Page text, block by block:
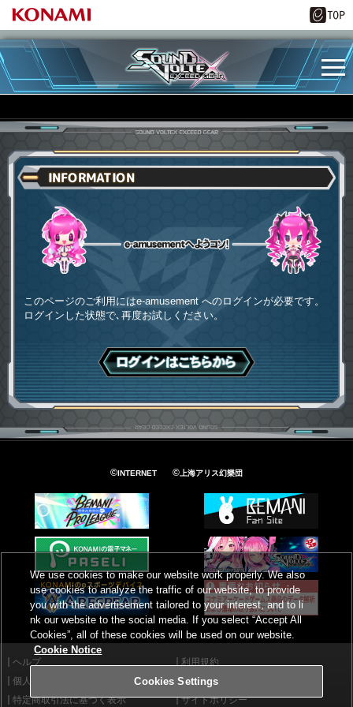
INFORMATION
このページのご利用にはe-amusement へのログインが必要です。
ログインした状態で､再度お試しください。
ログインはこちら
©INTERNET ©上海アリス幻樂団
ヘルプ
利用規約
個人情報等保護方針
外部送信について
特定商取引法に基づく表示
サイトポリシー
We use cookies to make our website work properly. We also
use cookies to analyze the traffic of our website, to provide
you with the advertisement tailored to your interest, and to li
nk our website to the social media. If you select “Accept All
Cookies”, all of these cookies will be used on our website.
Cookie Notice
Cookies Settings